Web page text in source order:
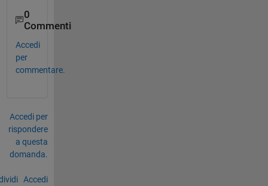
0
Commenti
Accedi
per
commentare.
Accedi per
rispondere
a questa
domanda.
Accedi